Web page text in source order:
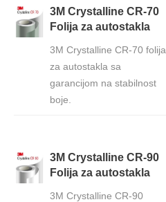
3M Crystalline CR-70
Folija za autostakla
3M Crystalline CR-70 folija
za autostakla sa
garancijom na stabilnost
boje.
3M Crystalline CR-90
Folija za autostakla
3M Crystalline CR-90